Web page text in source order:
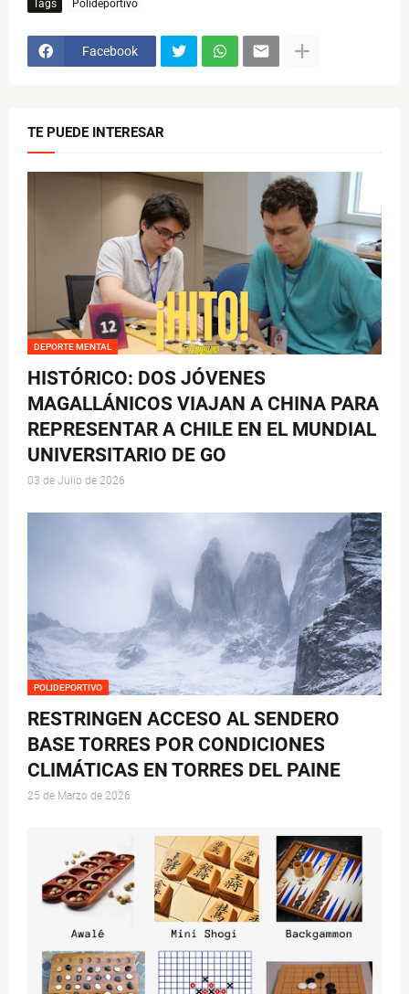
Tags Polideportivo
Facebook
TE PUEDE INTERESAR
DEPORTE MENTAL
HISTÓRICO: DOS JÓVENES
MAGALLÁNICOS VIAJAN A CHINA PARA
REPRESENTAR A CHILE EN EL MUNDIAL
UNIVERSITARIO DE GO
03 de Julio de 2026
POLIDEPORTIVO
RESTRINGEN ACCESO AL SENDERO
BASE TORRES POR CONDICIONES
CLIMÁTICAS EN TORRES DEL PAINE
25 de Marzo de 2026